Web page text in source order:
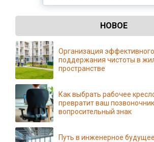
НОВОЕ
Организация
поддержания чистоты в
пространстве
Как выбрать рабочее
превратит ваш
вопросительный знак
Путь в инженерное